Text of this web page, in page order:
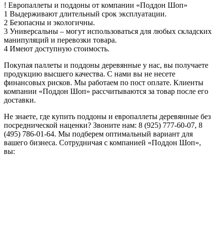
! Европаллеты и поддоны от компании «Поддон Шоп»
1 Выдерживают длительный срок эксплуатации.
2 Безопасны и экологичны.
3 Универсальны – могут использоваться для любых складских
манипуляций и перевозки товара.
4 Имеют доступную стоимость.
Покупая паллеты и поддоны деревянные у нас, вы получаете
продукцию высшего качества. С нами вы не несете
финансовых рисков. Мы работаем по пост оплате. Клиенты
компании «Поддон Шоп» рассчитываются за товар после его
доставки.
Не знаете, где купить поддоны и европаллеты деревянные без
посреднической наценки? Звоните нам: 8 (925) 777-60-07, 8
(495) 786-01-64. Мы подберем оптимальный вариант для
вашего бизнеса. Сотрудничая с компанией «Поддон Шоп»,
вы: